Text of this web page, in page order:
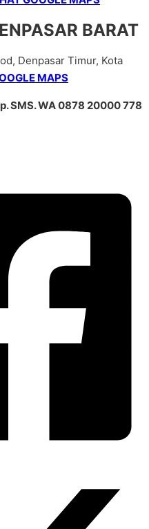
BARAT
Denpasar Timur, Kota
MAPS
SMS. WA 0878 20000 778